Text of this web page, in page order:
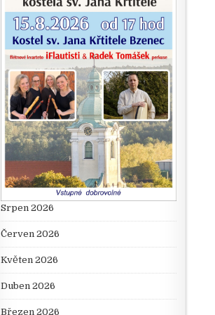
Srpen 2026
Červen 2026
Květen 2026
Duben 2026
Březen 2026